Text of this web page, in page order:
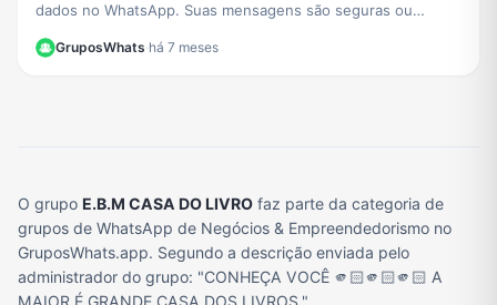
dados no WhatsApp. Suas mensagens são seguras ou
GruposWhats·há 7 meses
O grupo E.B.M CASA DO LIVRO faz parte da categoria de
grupos de WhatsApp de Negócios & Empreendedorismo no
GruposWhats.app. Segundo a descrição enviada pelo
administrador do grupo: "CONHEÇA VOCÊ 🫵🏻🫵🏻🫵🏻 A